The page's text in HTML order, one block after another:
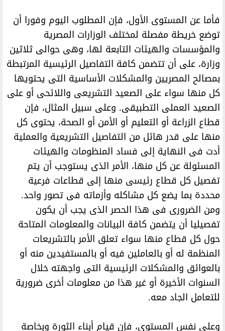
فأما عن المستوى الأول، فإن المطلوب اليوم وفورا أن
توضع خريطة مفصلة لمختلف الوزارات المصرية
والمؤسسات والهيئات التابعة لها، وهى حوالى ثلاثين
وزارة، على أن تتضمن كافة التفاصيل الرئيسية المرتبطة
بمصالح المصريين والمشكلات الأساسية التى يحتويها
كل منها سواء على الصعيد التشريعى واللائحى أو على
الصعيد العملى التطبيقى. وعلى سبيل المثال، فإن
قطاع الزراعة أو التعليم أو الأمن أو الصحة، يحتوى كل
منها على قدر هائل من التفاصيل التشريعية والعملية
أدت فى النهاية إلى فساد المنظومات والهيئات
المسئولة عن كل منها، الأمر الذى يستوجب أن يتم
تفصيل كل قطاع رئيسى منها إلى قطاعات فرعية
محددة بما يضع كل مشاكله وأزماته فى تصور واحد.
ومن الضرورى فى هذا الحصر الذى يجب أن يكون
تفصيليا أن يتضمن كافة البيانات والمعلومات المتاحة
حول كل قطاع منها سواء تعلق الأمر بالتشريعات
المنظمة له أو بالعاملين فيه أو بالمستفيدين منه أو
بالعوائق والمشكلات الرئيسية التى واجهته خلال
السنوات الأخيرة أو غير هذا من معلومات أخرى ضرورية
للتعامل الجاد معه.
وعلى نفس المستوى، فإن قيام أبناء الثورة وبخاصة